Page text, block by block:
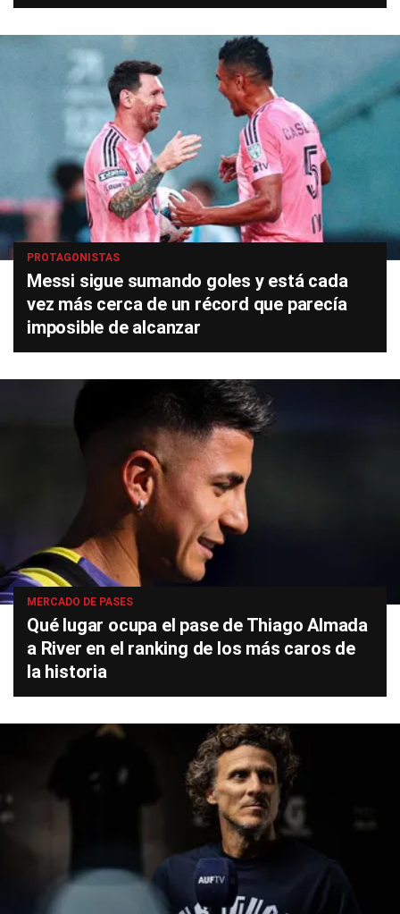
PROTAGONISTAS
Messi sigue sumando goles y está cada
vez más cerca de un récord que parecía
imposible de alcanzar
MERCADO DE PASES
Qué lugar ocupa el pase de Thiago Almada
a River en el ranking de los más caros de
la historia